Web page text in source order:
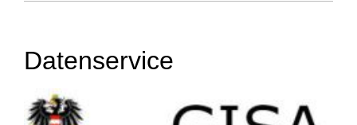
Datenservice